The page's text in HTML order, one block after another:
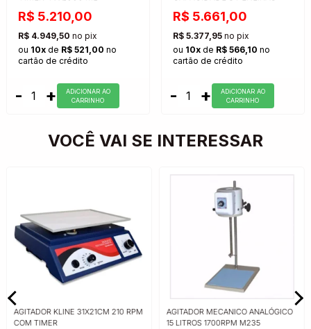
R$ 5.210,00
R$ 4.949,50 no pix
ou 10x de R$ 521,00 no
cartão de crédito
- +
ADiCIONAR AO
CARRINHO
R$ 5.661,00
R$ 5.377,95 no pix
ou 10x de R$ 566,10 no
cartão de crédito
- +
ADiCIONAR AO
CARRINHO
VOCÊ VAI SE INTERESSAR
AGITADOR KLINE 31X21CM 210 RPM
COM TIMER
AGITADOR MECANICO ANALÓGICO
15 LITROS 1700RPM M235